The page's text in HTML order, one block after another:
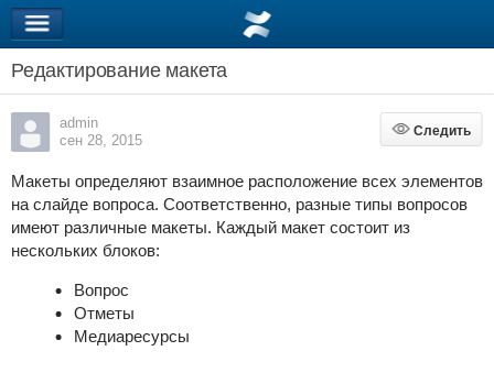
Редактирование макета
admin
сен 28, 2015
Следить
Следить
Макеты определяют взаимное расположение всех элементов
на слайде вопроса. Соответственно, разные типы вопросов
имеют различные макеты. Каждый макет состоит из
нескольких блоков:
Вопрос
Отметы
Медиаресурсы